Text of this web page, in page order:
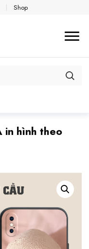
Shop
in hình theo